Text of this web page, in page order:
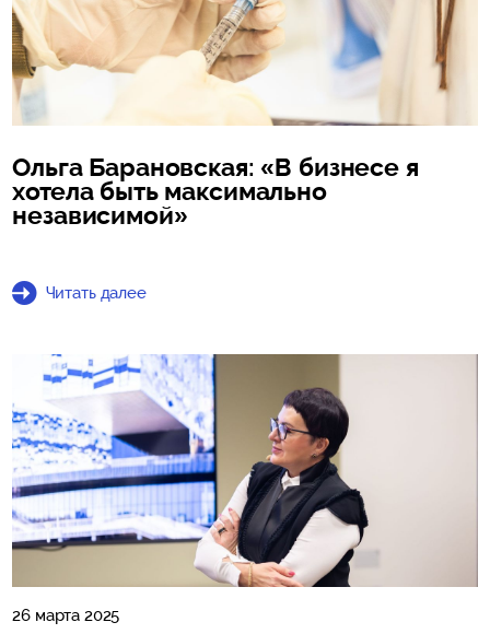
Ольга Барановская: «В бизнесе я
хотела быть максимально
независимой»
Читать далее
26 марта 2025